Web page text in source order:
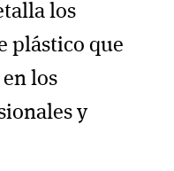
los
plástico que
los
y